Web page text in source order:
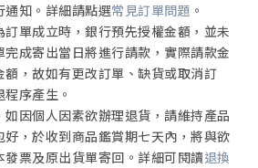
通知。詳細請點選常見訂單問題 。
單成立時，銀行預先授權金額，並未
完成寄出當日將進行請款，實際請款金
額，故如有更改訂單、缺貨或取消訂
序產生。
因個人因素欲辦理退貨，請維持產品
好，於收到商品鑑賞期七天內，將與欲
發票及原出貨單寄回。詳細可閱讀退換